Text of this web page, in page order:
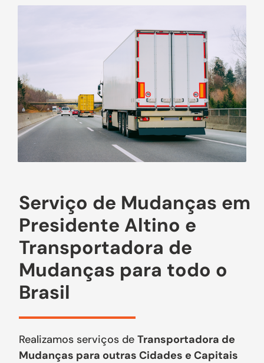
Serviço de Mudanças em
Presidente Altino e
Transportadora de
Mudanças para todo o
Brasil
Realizamos serviços de Transportadora de
Mudanças para outras Cidades e Capitais